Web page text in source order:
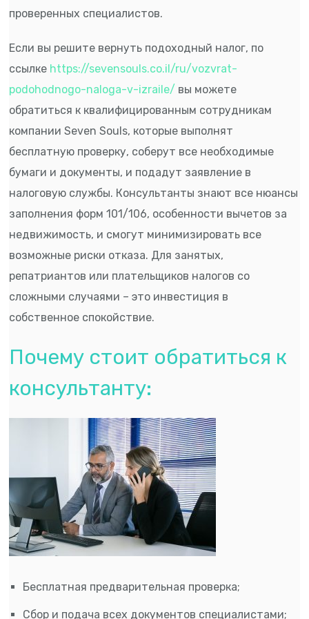
проверенных специалистов.
Если вы решите вернуть подоходный налог, по
ссылке https://sevensouls.co.il/ru/vozvrat-
podohodnogo-naloga-v-izraile/ вы можете
обратиться к квалифицированным сотрудникам
компании Seven Souls, которые выполнят
бесплатную проверку, соберут все необходимые
бумаги и документы, и подадут заявление в
налоговую службы. Консультанты знают все нюансы
заполнения форм 101/106, особенности вычетов за
недвижимость, и смогут минимизировать все
возможные риски отказа. Для занятых,
репатриантов или плательщиков налогов со
сложными случаями – это инвестиция в
собственное спокойствие.
Почему стоит обратиться к
консультанту:
Бесплатная предварительная проверка;
Сбор и подача всех документов специалистами;